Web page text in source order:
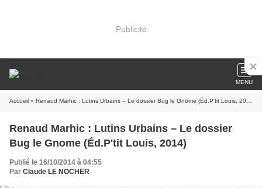
Publicité
MENU
Accueil » Renaud Marhic : Lutins Urbains – Le dossier Bug le Gnome (Éd.P'tit Louis, 2014)
Renaud Marhic : Lutins Urbains – Le dossier
Bug le Gnome (Éd.P'tit Louis, 2014)
Publié le 16/10/2014 à 04:55
Par Claude LE NOCHER